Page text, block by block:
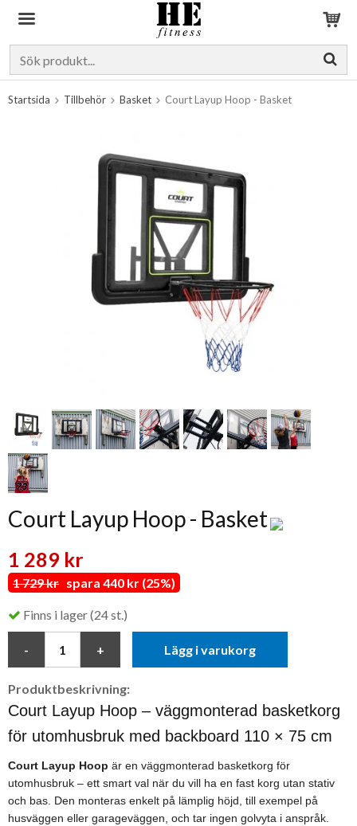
Startsida Tillbehör Basket Court Layup Hoop - Basket
Court Layup Hoop - Basket
1 289 kr
1 729 kr spara 440 kr (25%)
Finns i lager (24 st.)
Lägg i varukorg
Produktbeskrivning:
Court Layup Hoop – väggmonterad basketkorg
för utomhusbruk med backboard 110 × 75 cm
Court Layup Hoop är en väggmonterad basketkorg för
utomhusbruk – ett smart val när du vill ha en fast korg utan stativ
och bas. Den monteras enkelt på lämplig höjd, till exempel på
husväggen eller garageväggen, och tar ingen golvyta i anspråk.